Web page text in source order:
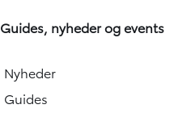
Guides, nyheder og events
Nyheder
Guides